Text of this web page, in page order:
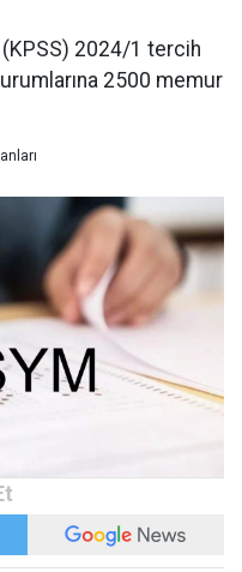
(KPSS) 2024/1 tercih
2500 memur